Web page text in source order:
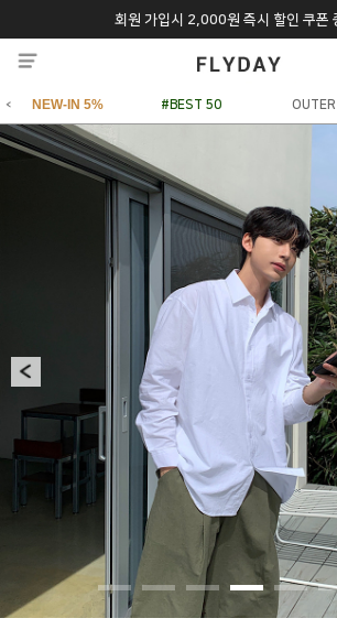
회원 가입시 2,000원 즉시 할인 쿠폰
추석 특별 할인 10~20% 9/6 화 ~ 9/12월
NEW-IN 5% #BEST 50 OUTER